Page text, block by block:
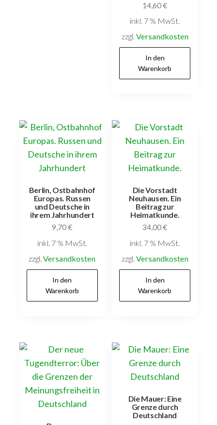
14,60€
inkl. 7 % MwSt.
zzgl. Versandkosten
In den
Warenkorb
Berlin, Ostbahnhof
Europas. Russen
und Deutsche in
ihrem Jahrhundert
9,70€
inkl. 7 % MwSt.
zzgl.Versandkosten
In den
Warenkorb
Die Vorstadt
Neuhausen. Ein
Beitrag zur
Heimatkunde.
34,00€
inkl. 7 % MwSt.
zzgl. Versandkosten
In den
Warenkorb
Die Mauer: Eine
Grenze durch
Deutschland